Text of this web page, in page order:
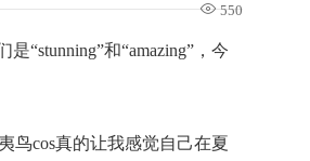
550
“stunning”和“amazing”，今
鸟cos真的让我感觉自己在夏